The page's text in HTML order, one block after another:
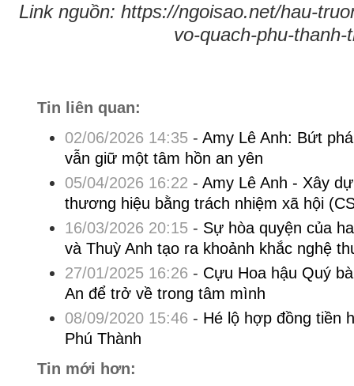
Link nguồn: https://ngoisao.net/hau-
vo-quach-phu-
Tin liên quan:
02/06/2026 14:35- Amy Lê Anh: Bứt
vẫn giữ một tâm hồn an yên
05/04/2026 16:22 - Amy Lê Anh - Xây
thương hiệu bằng trách nhiệm xã hội
16/03/2026 20:15- Sự hòa quyện của
và Thuỳ Anh tạo ra khoảnh khắc nghệ
27/01/2025 16:26 - Cựu Hoa hậu Quý
An để trở về trong tâm mình
08/09/2020 15:46 - Hé lộ hợp đồng tiền
Phú Thành
Tin mới hơn: